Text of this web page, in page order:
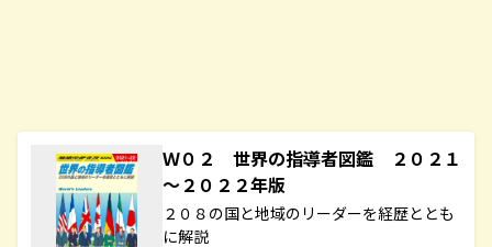
Ｗ０２ 世界の指導者図鑑 ２０２１
～２０２２年版
２０８の国と地域のリーダーを経歴ととも
に解説